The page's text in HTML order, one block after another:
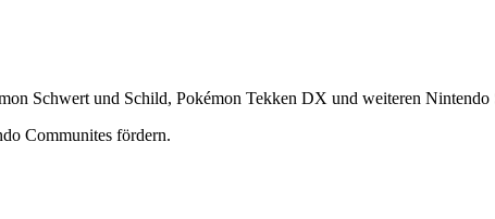
Schwert und Schild, Pokémon Tekken DX und weiteren Nintendo
Communites fördern.